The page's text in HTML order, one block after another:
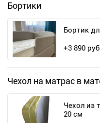
Бортики
Бортик
+3 890
Чехол на матрас в
Чехол из
20 см